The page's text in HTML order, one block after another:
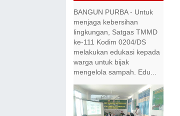
BANGUN PURBA - Untuk
menjaga kebersihan
lingkungan, Satgas TMMD
ke-111 Kodim 0204/DS
melakukan edukasi kepada
warga untuk bijak
mengelola sampah. Edu...